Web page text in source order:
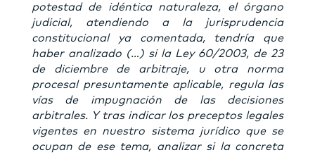
potestad de idéntica naturaleza, el órgano
judicial, atendiendo a la jurisprudencia
constitucional ya comentada, tendría que
haber analizado (…) si la Ley 60/2003, de 23
de diciembre de arbitraje, u otra norma
procesal presuntamente aplicable, regula las
vías de impugnación de las decisiones
arbitrales. Y tras indicar los preceptos legales
vigentes en nuestro sistema jurídico que se
ocupan de ese tema, analizar si la concreta